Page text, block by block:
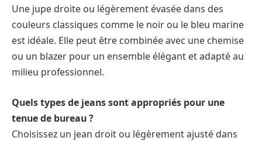
Une jupe droite ou légèrement évasée dans des
couleurs classiques comme le noir ou le bleu marine
est idéale. Elle peut être combinée avec une chemise
ou un blazer pour un ensemble élégant et adapté au
milieu professionnel.
Quels types de jeans sont appropriés pour une
tenue de bureau ?
Choisissez un jean droit ou légèrement ajusté dans